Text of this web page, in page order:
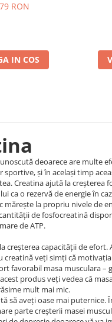
RON
IN COS
deoarece are multe
și în același timp
Creatina ajută la creșterea
ca o rezervă de energie în
mărește la propriu nivele de
de fosfocreatină
de ATP.
creșterea capacității de efort.
creatină veți simți că motivația
favorabil masa musculara –
produs veți vedea că
mult mai mic.
să aveți oase mai puternice.
parte creșterii masei